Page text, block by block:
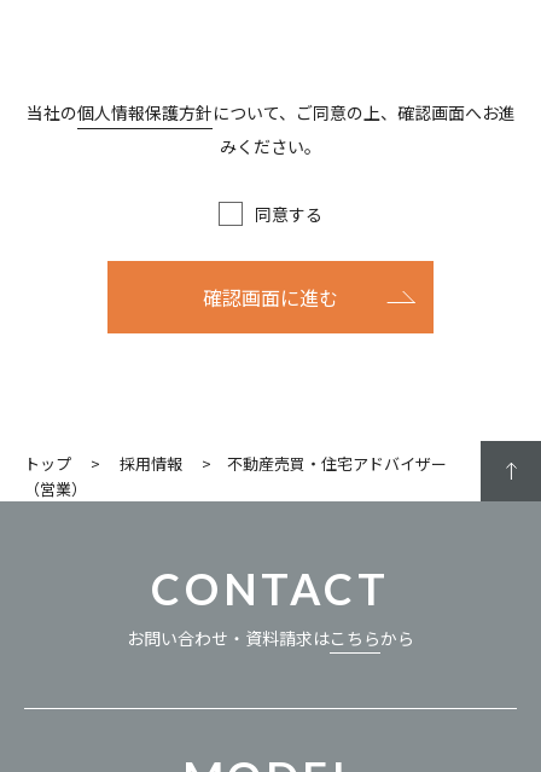
当社の個人情報保護方針について、ご同意の上、確認画面へお進
みください。
同意する
確認画面に進む
トップ 採用情報
不動産売買・住宅アドバイザー
（営業）
CONTACT
お問い合わせ・資料請求はこちらから